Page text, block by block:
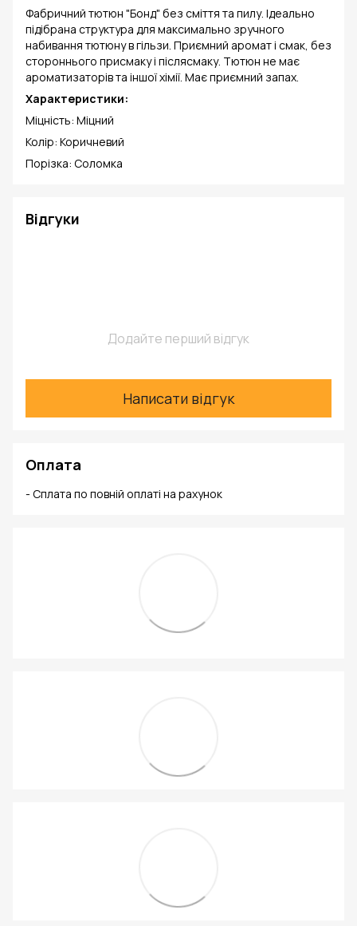
Фабричний тютюн "Бонд" без сміття та пилу. Ідеально
підібрана структура для максимально зручного
набивання тютюну в гільзи. Приємний аромат і смак, без
стороннього присмаку і післясмаку. Тютюн не має
ароматизаторів та іншої хімії. Має приємний запах.
Характеристики:
Міцність: Міцний
Колір: Коричневий
Порізка: Соломка
Відгуки
Додайте перший відгук
Написати відгук
Оплата
- Сплата по повній оплаті на рахунок